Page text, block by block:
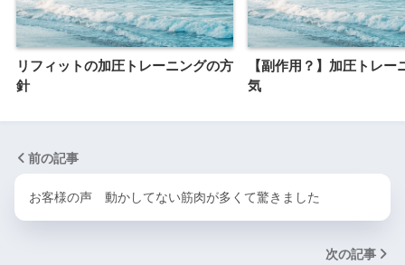
リフィットの加圧トレーニングの方
針
【副作用？】加圧トレー
気
前の記事
お客様の声 動かしてない筋肉が多くて驚きました
次の記事